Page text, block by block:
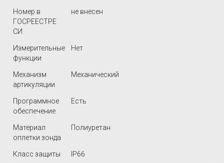
Номер в
ГОСРЕЕСТРЕ
СИ
не внесен
Измерительные
функции
Нет
Механизм
артикуляции
Механический
Программное
обеспечение
Есть
Материал
оплетки зонда
Полиуретан
Класс защиты IP66